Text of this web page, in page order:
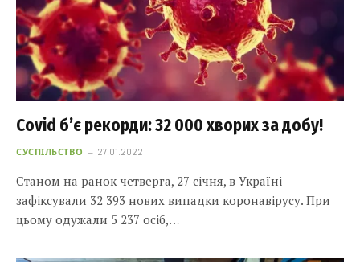
Сovid б’є рекорди: 32 000 хворих за добу!
СУСПІЛЬСТВО 27.01.2022
Станом на ранок четверга, 27 січня, в Україні
зафіксували 32 393 нових випадки коронавірусу. При
цьому одужали 5 237 осіб,…